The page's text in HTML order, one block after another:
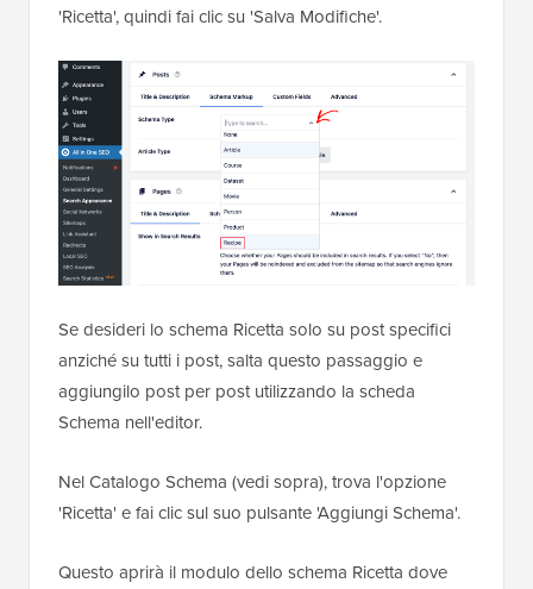
'Ricetta', quindi fai clic su 'Salva Modifiche'.
Se desideri lo schema Ricetta solo su post specifici
anziché su tutti i post, salta questo passaggio e
aggiungilo post per post utilizzando la scheda
Schema nell'editor.
Nel Catalogo Schema (vedi sopra), trova l'opzione
'Ricetta' e fai clic sul suo pulsante 'Aggiungi Schema'.
Questo aprirà il modulo dello schema Ricetta dove